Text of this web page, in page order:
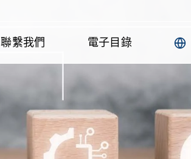
聯繫我們 電子目錄